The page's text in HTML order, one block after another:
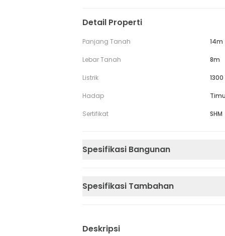
Detail Properti
Panjang Tanah 14m
Lebar Tanah 8m
Listrik
Hadap
Sertifikat SHM
Spesifikasi Bangunan
Spesifikasi Tambahan
Deskripsi